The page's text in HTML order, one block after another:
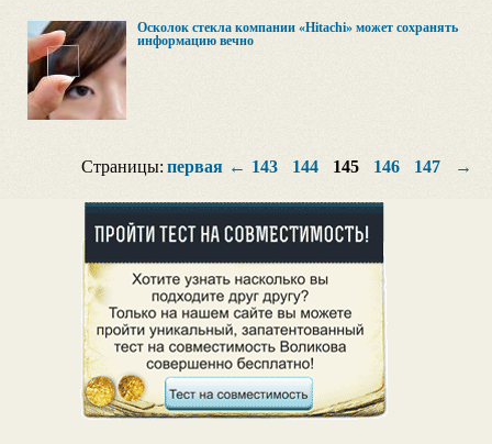
Осколок стекла компании «Hitachi» может сохранять
информацию вечно
Страницы: первая ← 143 144 145 146 147 →